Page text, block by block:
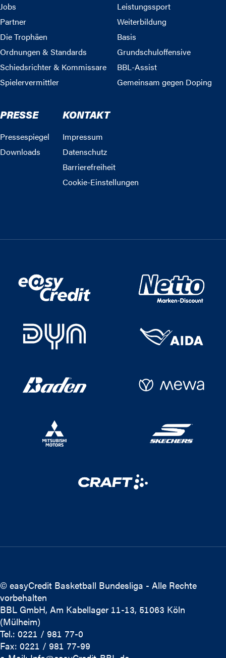
Jobs
Partner
Die Trophäen
Ordnungen & Standards
Schiedsrichter & Kommissare
Spielervermittler
Leistungssport
Weiterbildung
Basis
Grundschuloffensive
BBL-Assist
Gemeinsam gegen Doping
PRESSE
Pressespiegel
Downloads
KONTAKT
Impressum
Datenschutz
Barrierefreiheit
Cookie-Einstellungen
© easyCredit Basketball Bundesliga - Alle Rechte
vorbehalten
BBL GmbH, Am Kabellager 11-13, 51063 Köln
(Mülheim)
Tel.: 0221 / 981 77-0
Fax: 0221 / 981 77-99